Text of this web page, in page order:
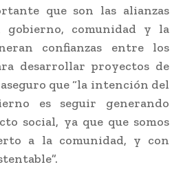
que son las alianzas
comunidad y la
confianzas entre los
desarrollar proyectos de
que “la intención del
es seguir generando
social, ya que que somos
a la comunidad, y con